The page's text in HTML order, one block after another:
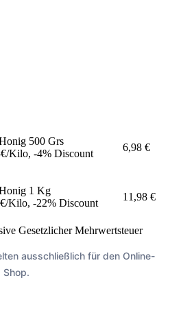
500 Grs
Kilo, -4% Discount
6,98 €
1 Kg
Kilo, -22% Discount
11,98 €
Gesetzlicher Mehrwertsteuer
ausschließlich für den Online-
Shop.